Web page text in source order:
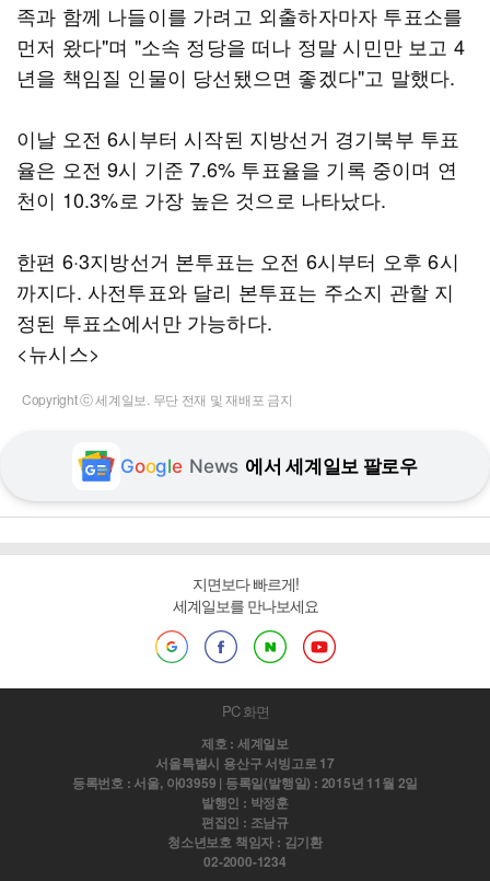
족과 함께 나들이를 가려고 외출하자마자 투표소를
먼저 왔다"며 "소속 정당을 떠나 정말 시민만 보고 4
년을 책임질 인물이 당선됐으면 좋겠다"고 말했다.
이날 오전 6시부터 시작된 지방선거 경기북부 투표
율은 오전 9시 기준 7.6% 투표율을 기록 중이며 연
천이 10.3%로 가장 높은 것으로 나타났다.
한편 6·3지방선거 본투표는 오전 6시부터 오후 6시
까지다. 사전투표와 달리 본투표는 주소지 관할 지
정된 투표소에서만 가능하다.
<뉴시스>
Copyright ⓒ 세계일보. 무단 전재 및 재배포 금지
Google News 에서 세계일보 팔로우
지면보다 빠르게!
세계일보를 만나보세요
PC 화면
제호 : 세계일보
서울특별시 용산구 서빙고로 17
등록번호 : 서울, 아03959 | 등록일(발행일) : 2015년 11월 2일
발행인 : 박정훈
편집인 : 조남규
청소년보호 책임자 : 김기환
02-2000-1234